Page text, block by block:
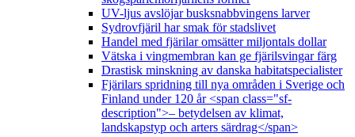
UV-ljus avslöjar busksnabbvingens larver
Sydrovfjäril har smak för stadslivet
Handel med fjärilar omsätter miljontals dollar
Vätska i vingmembran kan ge fjärilsvingar färg
Drastisk minskning av danska habitatspecialister
Fjärilars spridning till nya områden i Sverige och
Finland under 120 år <span class="sf-
description">– betydelsen av klimat,
landskapstyp och arters särdrag</span>